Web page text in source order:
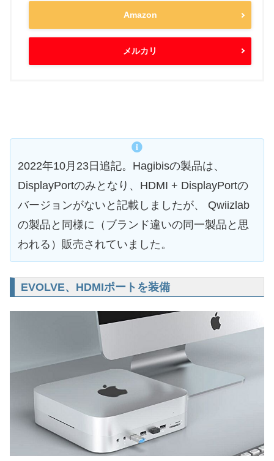
Amazon
メルカリ
2022年10月23日追記。Hagibisの製品は、
DisplayPortのみとなり、HDMI + DisplayPortの
バージョンがないと記載しましたが、 Qwiizlab
の製品と同様に（ブランド違いの同一製品と思
われる）販売されていました。
EVOLVE、HDMIポートを装備